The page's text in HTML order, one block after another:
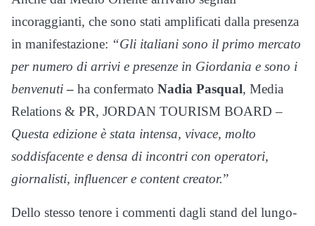
incoraggianti, che sono stati amplificati dalla presenza
in manifestazione: “Gli italiani sono il primo mercato
per numero di arrivi e presenze in Giordania e sono i
benvenuti– ha confermato Nadia Pasqual, Media
Relations & PR, JORDAN TOURISM BOARD –
Questa edizione è stata intensa, vivace, molto
soddisfacente e densa di incontri con operatori,
giornalisti, influencer e content creator.”
Dello stesso tenore i commenti dagli stand del lungo-